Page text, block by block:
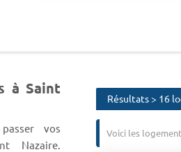
à Saint
vos
Nazaire.
Résultats > 16
Voici les